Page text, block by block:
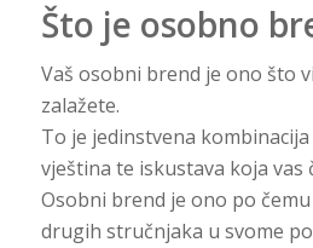
Što je osobno
Vaš osobni brend je ono što
zalažete.
To je jedinstvena
vještina te iskustava koja vas
Osobni brend je ono po
drugih stručnjaka u svome